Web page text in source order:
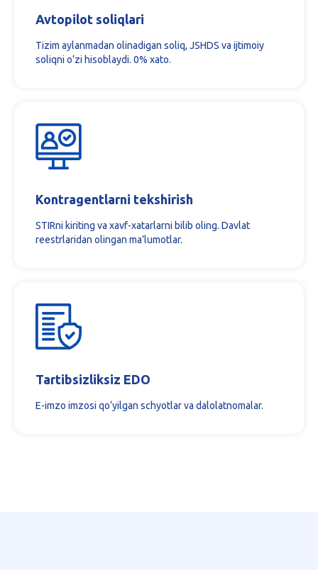
Avtopilot soliqlari
Tizim aylanmadan olinadigan soliq, JSHDS va ijtimoiy
soliqni o‘zi hisoblaydi. 0% xato.
Kontragentlarni tekshirish
STIRni kiriting va xavf-xatarlarni bilib oling. Davlat
reestrlaridan olingan ma’lumotlar.
Tartibsizliksiz EDO
E-imzo imzosi qo‘yilgan schyotlar va dalolatnomalar.